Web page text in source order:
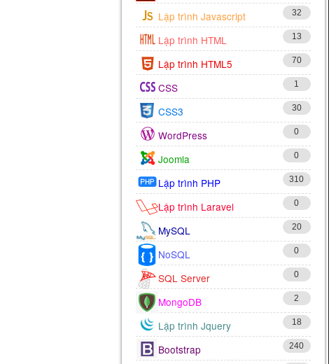
Lập trình Javascript 32
Lập trình HTML 13
Lập trình HTML5 70
CSS 1
CSS3 30
WordPress 0
Joomla 0
Lập trình PHP 310
Lập trình Laravel 0
MySQL 20
NoSQL 0
SQL Server 0
MongoDB 2
Lập trình Jquery 18
Bootstrap 240